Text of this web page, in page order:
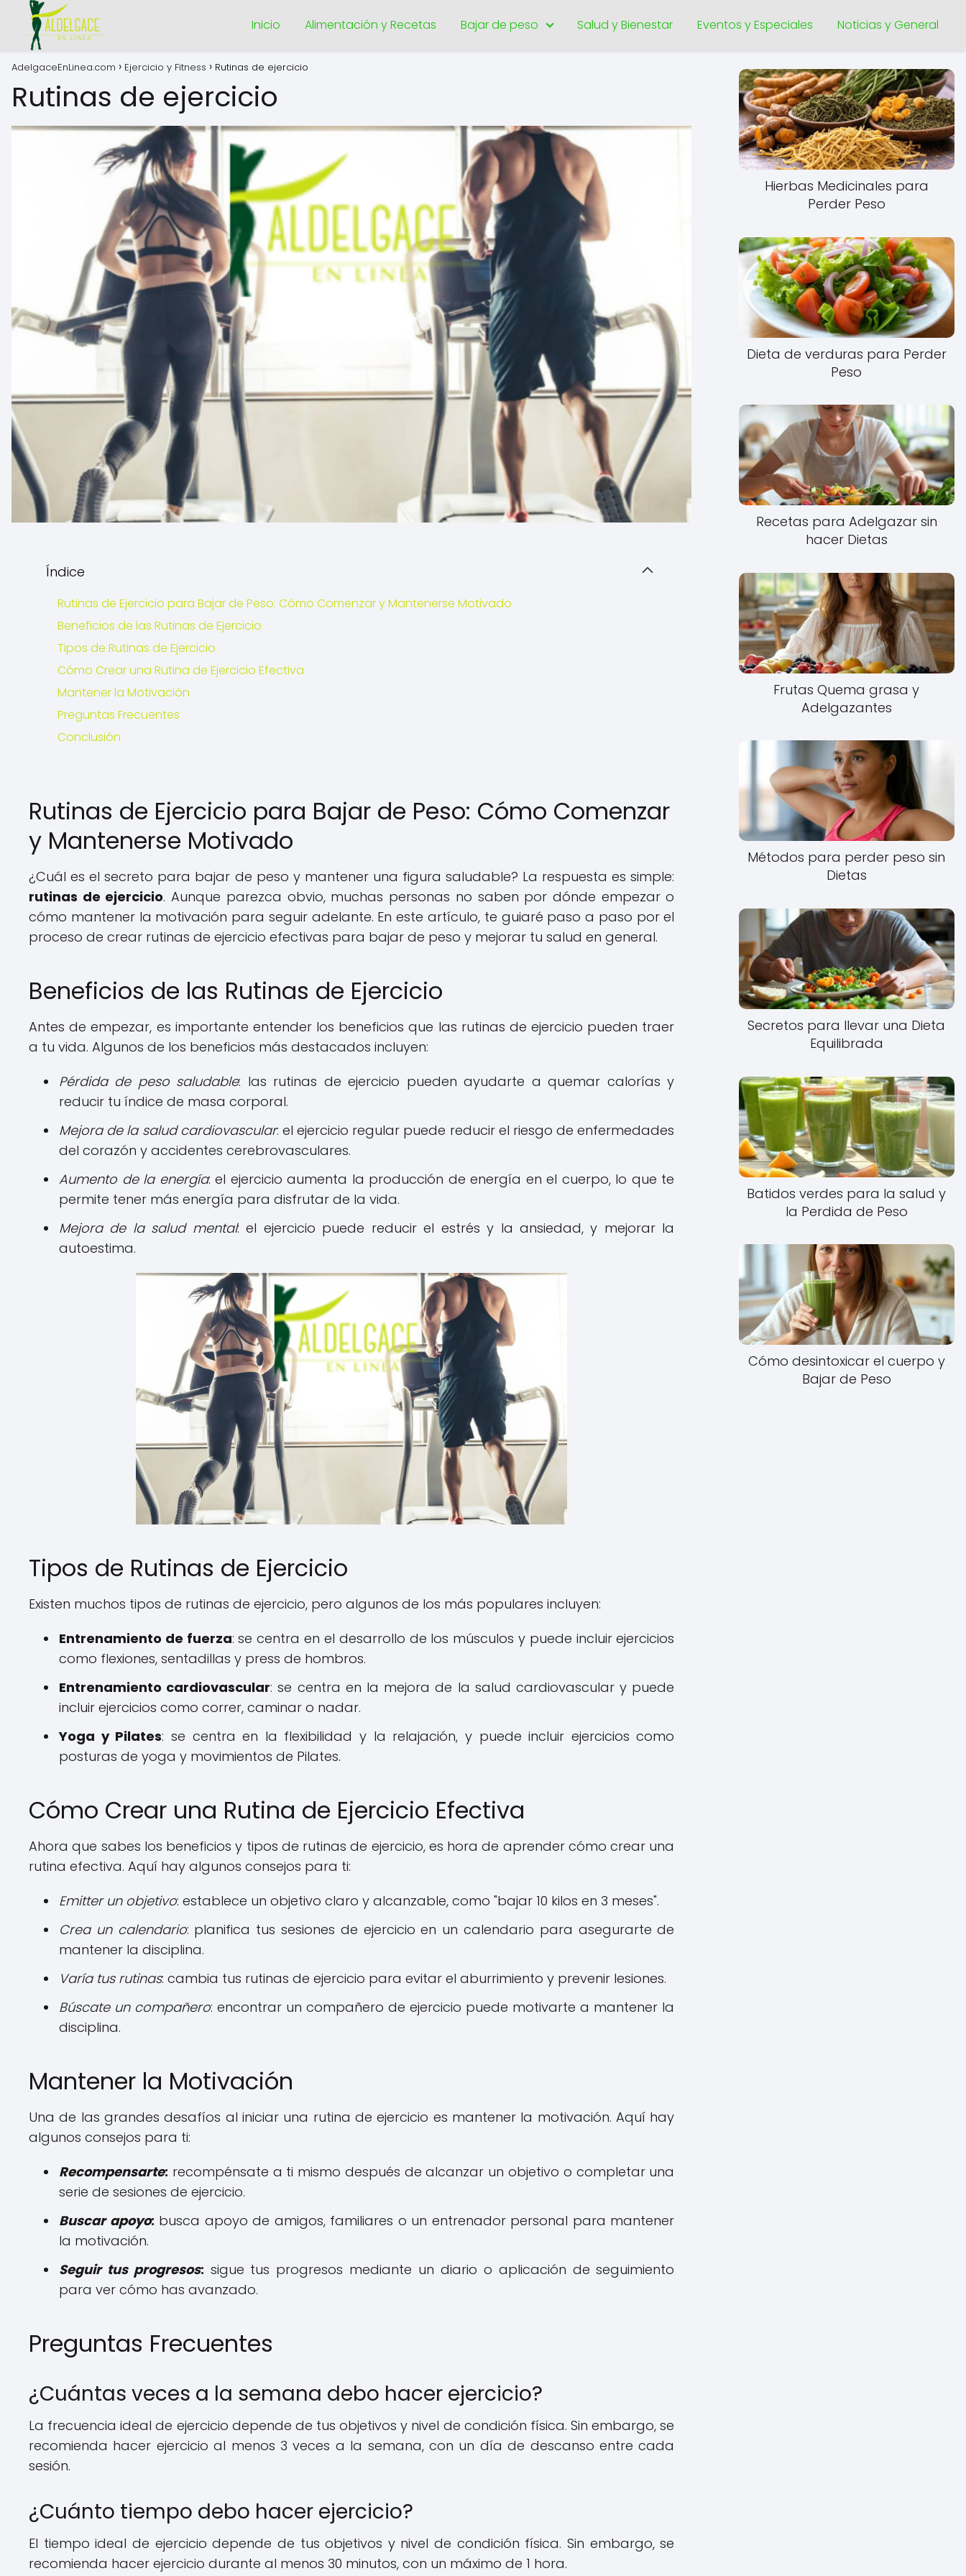
Inicio Alimentación y Recetas Bajar de peso Salud y Bienestar Eventos y Especiales Noticias y General
AdelgaceEnLinea.com Ejercicio y Fitness Rutinas de ejercicio
Rutinas de ejercicio
Índice
Rutinas de Ejercicio para Bajar de Peso: Cómo Comenzar y Mantenerse Motivado
Beneficios de las Rutinas de Ejercicio
Tipos de Rutinas de Ejercicio
Cómo Crear una Rutina de Ejercicio Efectiva
Mantener la Motivación
Preguntas Frecuentes
Conclusión
Rutinas de Ejercicio para Bajar de Peso: Cómo Comenzar
y Mantenerse Motivado
¿Cuál es el secreto para bajar de peso y mantener una figura saludable? La respuesta es simple:
rutinas de ejercicio. Aunque parezca obvio, muchas personas no saben por dónde empezar o
cómo mantener la motivación para seguir adelante. En este artículo, te guiaré paso a paso por el
proceso de crear rutinas de ejercicio efectivas para bajar de peso y mejorar tu salud en general.
Beneficios de las Rutinas de Ejercicio
Antes de empezar, es importante entender los beneficios que las rutinas de ejercicio pueden traer
a tu vida. Algunos de los beneficios más destacados incluyen:
Pérdida de peso saludable: las rutinas de ejercicio pueden ayudarte a quemar calorías y
reducir tu índice de masa corporal.
Mejora de la salud cardiovascular: el ejercicio regular puede reducir el riesgo de enfermedades
del corazón y accidentes cerebrovasculares.
Aumento de la energía: el ejercicio aumenta la producción de energía en el cuerpo, lo que te
permite tener más energía para disfrutar de la vida.
Mejora de la salud mental: el ejercicio puede reducir el estrés y la ansiedad, y mejorar la
autoestima.
Tipos de Rutinas de Ejercicio
Existen muchos tipos de rutinas de ejercicio, pero algunos de los más populares incluyen:
Entrenamiento de fuerza: se centra en el desarrollo de los músculos y puede incluir ejercicios
como flexiones, sentadillas y press de hombros.
Entrenamiento cardiovascular: se centra en la mejora de la salud cardiovascular y puede
incluir ejercicios como correr, caminar o nadar.
Yoga y Pilates: se centra en la flexibilidad y la relajación, y puede incluir ejercicios como
posturas de yoga y movimientos de Pilates.
Cómo Crear una Rutina de Ejercicio Efectiva
Ahora que sabes los beneficios y tipos de rutinas de ejercicio, es hora de aprender cómo crear una
rutina efectiva. Aquí hay algunos consejos para ti:
Emitter un objetivo: establece un objetivo claro y alcanzable, como "bajar 10 kilos en 3 meses".
Crea un calendario: planifica tus sesiones de ejercicio en un calendario para asegurarte de
mantener la disciplina.
Varía tus rutinas: cambia tus rutinas de ejercicio para evitar el aburrimiento y prevenir lesiones.
Búscate un compañero: encontrar un compañero de ejercicio puede motivarte a mantener la
disciplina.
Mantener la Motivación
Una de las grandes desafíos al iniciar una rutina de ejercicio es mantener la motivación. Aquí hay
algunos consejos para ti:
Recompensarte: recompénsate a ti mismo después de alcanzar un objetivo o completar una
serie de sesiones de ejercicio.
Buscar apoyo: busca apoyo de amigos, familiares o un entrenador personal para mantener
la motivación.
Seguir tus progresos: sigue tus progresos mediante un diario o aplicación de seguimiento
para ver cómo has avanzado.
Preguntas Frecuentes
¿Cuántas veces a la semana debo hacer ejercicio?
La frecuencia ideal de ejercicio depende de tus objetivos y nivel de condición física. Sin embargo, se
recomienda hacer ejercicio al menos 3 veces a la semana, con un día de descanso entre cada
sesión.
¿Cuánto tiempo debo hacer ejercicio?
El tiempo ideal de ejercicio depende de tus objetivos y nivel de condición física. Sin embargo, se
recomienda hacer ejercicio durante al menos 30 minutos, con un máximo de 1 hora.
Hierbas Medicinales para
Perder Peso
Dieta de verduras para Perder
Peso
Recetas para Adelgazar sin
hacer Dietas
Frutas Quema grasa y
Adelgazantes
Métodos para perder peso sin
Dietas
Secretos para llevar una Dieta
Equilibrada
Batidos verdes para la salud y
la Perdida de Peso
Cómo desintoxicar el cuerpo y
Bajar de Peso